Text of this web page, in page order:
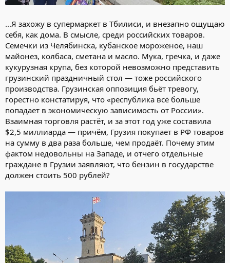
...Я захожу в супермаркет в Тбилиси, и внезапно ощущаю
себя, как дома. В смысле, среди российских товаров.
Семечки из Челябинска, кубанское мороженое, наш
майонез, колбаса, сметана и масло. Мука, гречка, и даже
кукурузная крупа, без которой невозможно представить
грузинский праздничный стол — тоже российского
производства. Грузинская оппозиция бьёт тревогу,
горестно констатируя, что «республика всё больше
попадает в экономическую зависимость от России».
Взаимная торговля растёт, и за этот год уже составила
$2,5 миллиарда — причём, Грузия покупает в РФ товаров
на сумму в два раза больше, чем продаёт. Почему этим
фактом недовольны на Западе, и отчего отдельные
граждане в Грузии заявляют, что бензин в государстве
должен стоить 500 рублей?